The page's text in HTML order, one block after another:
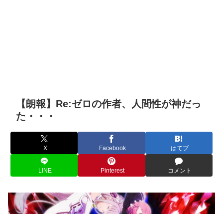
【朗報】Re:ゼロの作者、人間性が神だっ
た・・・
X Facebook はてブ
LINE Pinterest コメント